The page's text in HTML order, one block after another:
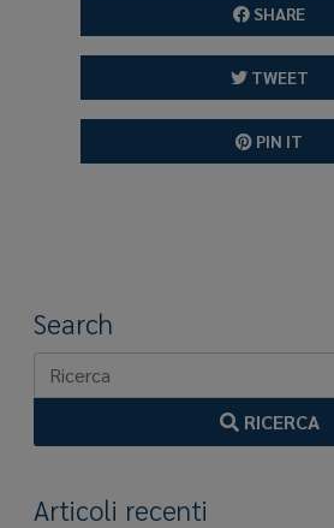
SHARE
TWEET
PIN IT
Search
RICERCA
Articoli recenti